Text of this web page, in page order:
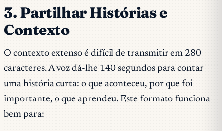
3. Partilhar Histórias e
Contexto
O contexto extenso é difícil de transmitir em 280
caracteres. A voz dá-lhe 140 segundos para contar
uma história curta: o que aconteceu, por que foi
importante, o que aprendeu. Este formato funciona
bem para: